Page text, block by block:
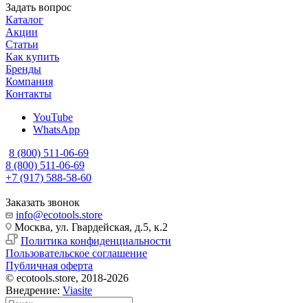
Задать вопрос
Каталог
Акции
Статьи
Как купить
Бренды
Компания
Контакты
YouTube
WhatsApp
8 (800) 511-06-69
8 (800) 511-06-69
+7 (917) 588-58-60
Заказать звонок
info@ecotools.store
Москва, ул. Гвардейская, д.5, к.2
Политика конфиденциальности
Пользовательское соглашение
Публичная оферта
© ecotools.store, 2018-2026
Внедрение: Viasite